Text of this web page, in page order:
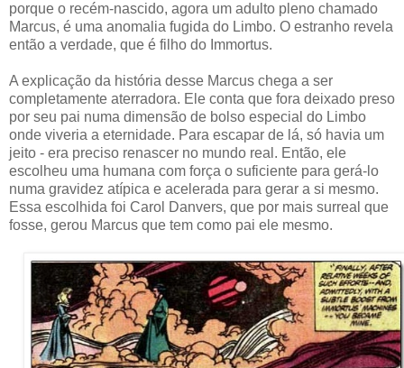
porque o recém-nascido, agora um adulto pleno chamado
Marcus, é uma anomalia fugida do Limbo. O estranho revela
então a verdade, que é filho do Immortus.
A explicação da história desse Marcus chega a ser
completamente aterradora. Ele conta que fora deixado preso
por seu pai numa dimensão de bolso especial do Limbo
onde viveria a eternidade. Para escapar de lá, só havia um
jeito - era preciso renascer no mundo real. Então, ele
escolheu uma humana com força o suficiente para gerá-lo
numa gravidez atípica e acelerada para gerar a si mesmo.
Essa escolhida foi Carol Danvers, que por mais surreal que
fosse, gerou Marcus que tem como pai ele mesmo.